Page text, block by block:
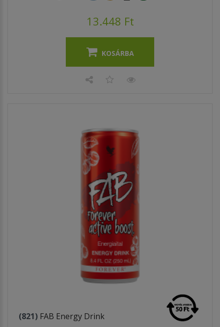
13.448 Ft
KOSÁRBA
(821) FAB Energy Drink